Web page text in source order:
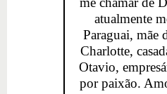
atualmente
Paraguai, mãe
Charlotte,
Otavio,
por paixão.